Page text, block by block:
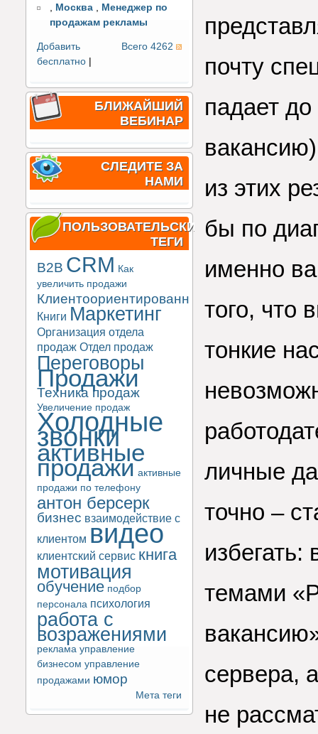
, Москва , Менеджер по
продажам рекламы
Всего 4262
Добавить
бесплатно
БЛИЖАЙШИЙ
ВЕБИНАР
СЛЕДИТЕ ЗА
НАМИ
ПОЛЬЗОВАТЕЛЬСКИЕ
ТЕГИ
B2B CRM Как
увеличить продажи
Клиентоориентированность
Книги Маркетинг
Организация отдела
продаж Отдел продаж
Переговоры
Продажи
Техника продаж
Увеличение продаж
Холодные
звонки
активные
продажи активные
продажи по телефону
антон берсерк
бизнес взаимодействие с
клиентом видео
клиентский сервис книга
мотивация
обучение подбор
персонала психология
работа с
возражениями
реклама управление
бизнесом управление
продажами юмор
Мета теги
почту
падает
из этих
бы по
именно
того, что
тонкие
личные
точно –
темами
сервера,
не